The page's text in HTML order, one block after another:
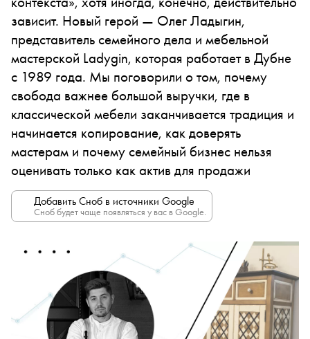
зависит. Новый герой — Олег Ладыгин,
представитель семейного дела и мебельной
мастерской Ladygin, которая работает в Дубне
с 1989 года. Мы поговорили о том, почему
свобода важнее большой выручки, где в
классической мебели заканчивается традиция и
начинается копирование, как доверять
мастерам и почему семейный бизнес нельзя
оценивать только как актив для продажи
Добавить Сноб в источники Google
Сноб будет чаще появляться у вас в Google.